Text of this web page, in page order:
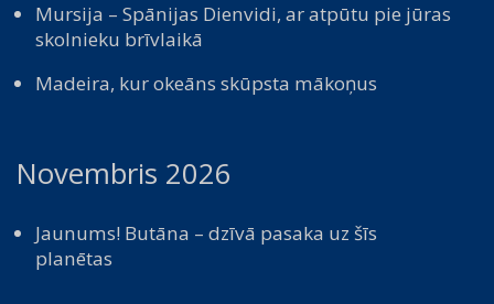
Mursija – Spānijas Dienvidi, ar atpūtu pie jūras
skolnieku brīvlaikā
Madeira, kur okeāns skūpsta mākoņus
Novembris 2026
Jaunums! Butāna – dzīvā pasaka uz šīs
planētas